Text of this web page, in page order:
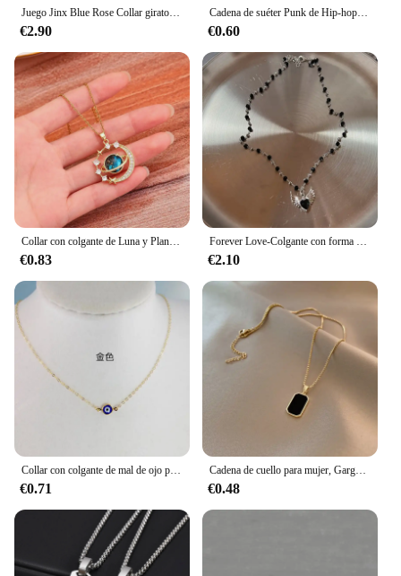
Juego Jinx Blue Rose Collar giratorio Anime Juego Arcane Temporada 2 Mochila Colgantes Metal Moda Jewerly Fans Colecciones
€2.90
Cadena de suéter Punk de Hip-hop, collar con colgante de corazón con personalidad, joyería que tanto hombres como mujeres pueden usar, nueva tendencia de amor, 2022
€0.60
Collar con colgante de Luna y Planeta de circón con incrustaciones de lujo para mujer, acero de titanio, mariposa, gota de agua, cadena de clavícula, joyería con dijes
€0.83
Forever Love-Colgante con forma de corazón para mujer, collar de Metal con cuentas de resina epoxi, cadena de eslabones con cuentas, joyería para niñas
€2.10
€0.71
Cadena de cuello para mujer, Gargantilla colgante cuadrada minimalista exquisita, Collar geométrico, cadena de cuello, joyería femenina, regalos de fiesta
€0.48